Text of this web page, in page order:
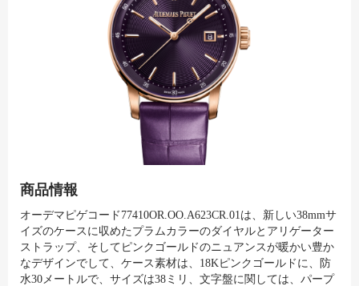
商品情報
オーデマピゲコード77410OR.OO.A623CR.01は、新しい38mmサ
イズのケースに収めたプラムカラーのダイヤルとアリゲーター
ストラップ、そしてピンクゴールドのニュアンスが暖かい豊か
なデザインでして、ケース素材は、18Kピンクゴールドに、防
水30メートルで、サイズは38ミリ、文字盤に関しては、パープ